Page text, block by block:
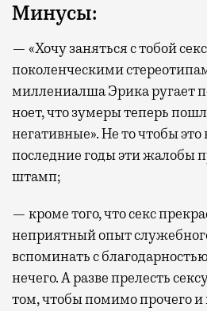
Минусы:
— «Хочу заняться с тобой
поколенческими
миллениалша Эрика ругает
ноет, что зумеры теперь
негативные». Не то чтобы это
последние годы эти жалобы
штамп;
— кроме того, что секс
неприятный опыт
вспоминать с
нечего. А разве прелесть
том, чтобы помимо прочего